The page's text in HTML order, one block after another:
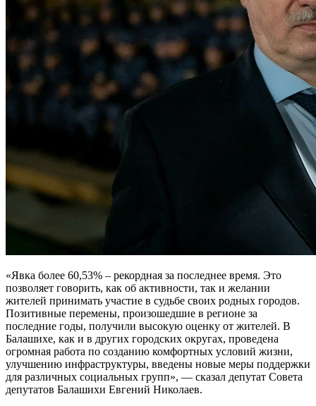
«Явка более 60,53% – рекордная за последнее время. Это
позволяет говорить, как об активности, так и желании
жителей принимать участие в судьбе своих родных городов.
Позитивные перемены, произошедшие в регионе за
последние годы, получили высокую оценку от жителей. В
Балашихе, как и в других городских округах, проведена
огромная работа по созданию комфортных условий жизни,
улучшению инфраструктуры, введены новые меры поддержки
для различных социальных групп», — сказал депутат Совета
депутатов Балашихи Евгений Николаев.